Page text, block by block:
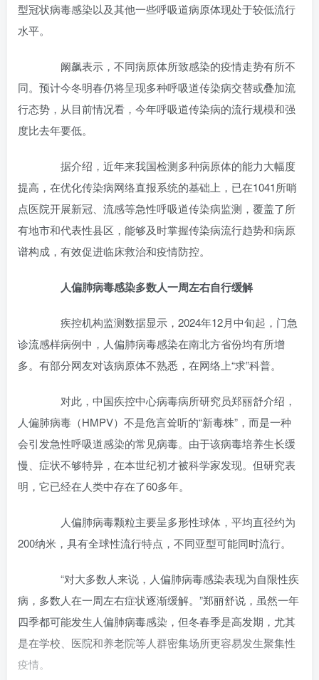
型冠状病毒感染以及其他一些呼吸道病原体现处于较低流行
水平。
阚飙表示，不同病原体所致感染的疫情走势有所不
同。预计今冬明春仍将呈现多种呼吸道传染病交替或叠加流
行态势，从目前情况看，今年呼吸道传染病的流行规模和强
度比去年要低。
据介绍，近年来我国检测多种病原体的能力大幅度
提高，在优化传染病网络直报系统的基础上，已在1041所哨
点医院开展新冠、流感等急性呼吸道传染病监测，覆盖了所
有地市和代表性县区，能够及时掌握传染病流行趋势和病原
谱构成，有效促进临床救治和疫情防控。
人偏肺病毒感染多数人一周左右自行缓解
疾控机构监测数据显示，2024年12月中旬起，门急
诊流感样病例中，人偏肺病毒感染在南北方省份均有所增
多。有部分网友对该病原体不熟悉，在网络上“求”科普。
对此，中国疾控中心病毒病所研究员郑丽舒介绍，
人偏肺病毒（HMPV）不是危言耸听的“新毒株”，而是一种
会引发急性呼吸道感染的常见病毒。由于该病毒培养生长缓
慢、症状不够特异，在本世纪初才被科学家发现。但研究表
明，它已经在人类中存在了60多年。
人偏肺病毒颗粒主要呈多形性球体，平均直径约为
200纳米，具有全球性流行特点，不同亚型可能同时流行。
“对大多数人来说，人偏肺病毒感染表现为自限性疾
病，多数人在一周左右症状逐渐缓解。”郑丽舒说，虽然一年
四季都可能发生人偏肺病毒感染，但冬春季是高发期，尤其
是在学校、医院和养老院等人群密集场所更容易发生聚集性
疫情。